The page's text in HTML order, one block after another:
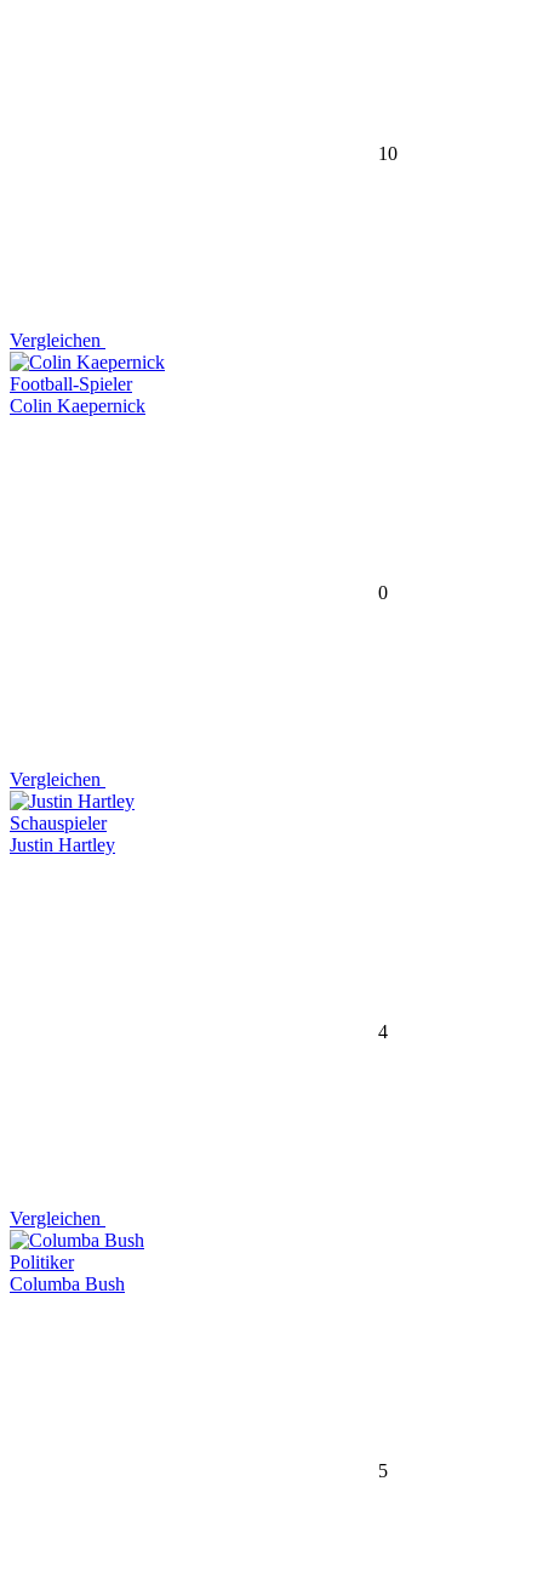
10
Vergleichen
Football-Spieler
Colin Kaepernick
0
Vergleichen
Schauspieler
Justin Hartley
4
Vergleichen
Politiker
Columba Bush
5